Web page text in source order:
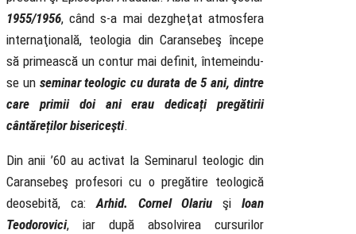
1955/1956, când s-a mai dezgheţat atmosfera
internaţională, teologia din Caransebeş începe
să primească un contur mai definit, întemeindu-
se un seminar teologic cu durata de 5 ani, dintre
care primii doi ani erau dedicați pregătirii
cântăreților bisericeşti.
Din anii ’60 au activat la Seminarul teologic din
Caransebeş profesori cu o pregătire teologică
deosebită, ca:Arhid. Cornel Olariu şiIoan
Teodorovici, iar după absolvirea cursurilor